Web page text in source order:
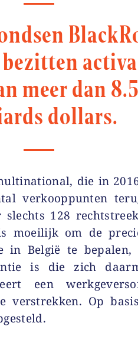
meer dan
dollars.
die in
verkooppunten
128
moeilijk om de
in België te
is die zich
een
verstrekken. Op